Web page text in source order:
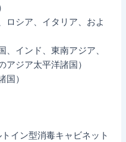
ロシア、イタリア、およ
インド、東南アジア、
アジア太平洋諸国）
国）
イン型消毒キャビネット